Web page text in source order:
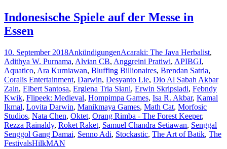
Indonesische Spiele auf der Messe in
Essen
10. September 2018AnkündigungenAcaraki: The Java Herbalist,
Adithya W. Purnama, Alvian CB, Anggreini Pratiwi, APIBGI,
Aquatico, Ara Kurniawan, Bluffing Billionaires, Brendan Satria,
Coralis Entertainment, Darwin, Desyanto Lie, Dio Al Sabah Akbar
Zain, Elbert Santosa, Ergiena Tria Siani, Erwin Skripsiadi, Febndy
Kwik, Flipeek: Medieval, Hompimpa Games, Isa R. Akbar, Kamal
Ikmal, Lovita Darwin, Manikmaya Games, Math Cat, Morfosic
Studios, Nata Chen, Oktet, Orang Rimba - The Forest Keeper,
Rezza Rainaldy, Roket Raket, Samuel Chandra Setiawan, Senggal
Senggol Gang Damai, Senno Adi, Stockastic, The Art of Batik, The
FestivalsHilkMAN